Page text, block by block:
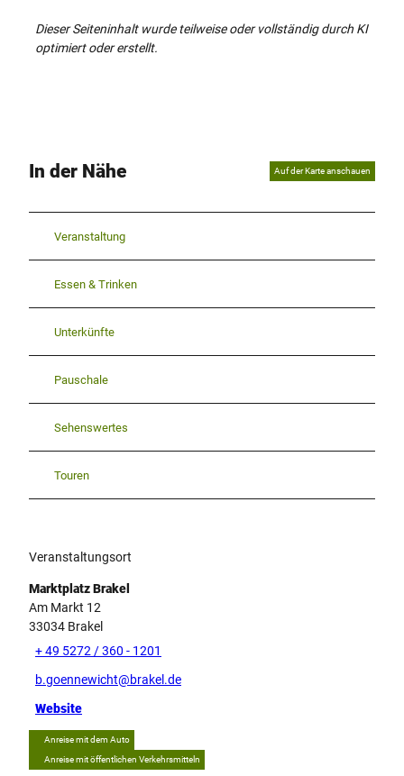
Dieser Seiteninhalt wurde teilweise oder vollständig durch KI
optimiert oder erstellt.
In der Nähe Auf der Karte anschauen
Veranstaltung
Essen & Trinken
Unterkünfte
Pauschale
Sehenswertes
Touren
Veranstaltungsort
Marktplatz Brakel
Am Markt 12
33034 Brakel
+ 49 5272 / 360 - 1201
b.goennewicht@brakel.de
Website
Anreise mit dem Auto
Anreise mit öffentlichen Verkehrsmitteln